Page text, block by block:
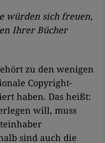
würden sich freuen,
Ihrer Bücher
zu den wenigen
Copyright-
haben. Das heißt:
will, muss
sind auch die